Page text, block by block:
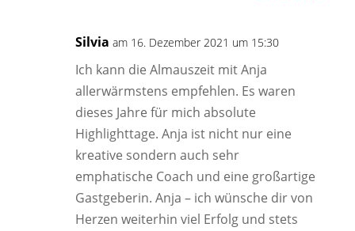
Silvia am 16. Dezember 2021 um 15:30
Ich kann die Almauszeit mit Anja
allerwärmstens empfehlen. Es waren
dieses Jahre für mich absolute
Highlighttage. Anja ist nicht nur eine
kreative sondern auch sehr
emphatische Coach und eine großartige
Gastgeberin. Anja – ich wünsche dir von
Herzen weiterhin viel Erfolg und stets